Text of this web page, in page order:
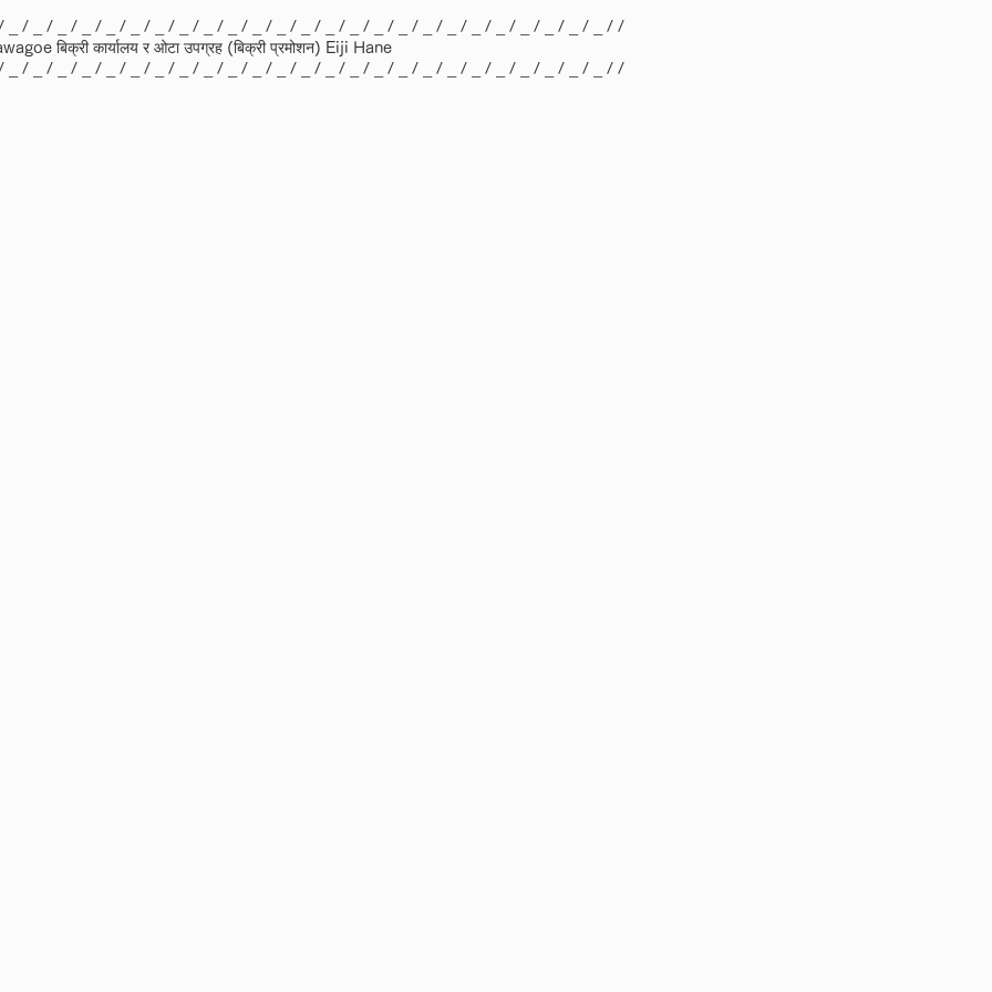
_ / _ / _ / _ / _ / _ / _ / _ / _ / _ / _ / _ / _ / _ / _ / _ / _ / _ / _ / _ / _ / _ / _ / _ / _ / /
बिक्री कार्यालय र ओटा उपग्रह (बिक्री प्रमोशन) Eiji Hane
_ / _ / _ / _ / _ / _ / _ / _ / _ / _ / _ / _ / _ / _ / _ / _ / _ / _ / _ / _ / _ / _ / _ / _ / _ / /